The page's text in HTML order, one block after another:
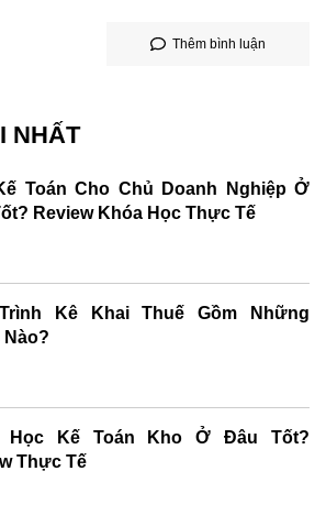
Thêm bình luận
NHẤT
Toán Cho Chủ Doanh Nghiệp Ở
Review Khóa Học Thực Tế
Kê Khai Thuế Gồm Những
Học Kế Toán Kho Ở Đâu Tốt?
Thực Tế